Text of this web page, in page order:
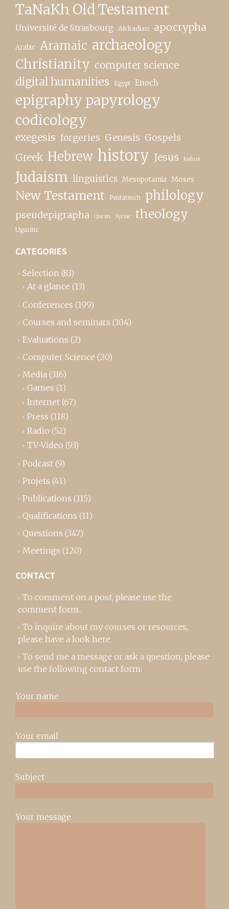
TaNaKh Old Testament
Université de Strasbourg Akkadian apocrypha
Arabic Aramaic archaeology
Christianity computer science
digital humanities Egypt Enoch
epigraphy papyrology
codicology
exegesis forgeries Genesis Gospels
Greek Hebrew history Jesus Joshua
Judaism linguistics Mesopotamia Moses
New Testament Pentateuch philology
pseudepigrapha Quran Syriac theology
Ugaritic
CATEGORIES
Selection (83)
At a glance (13)
Conferences (199)
Courses and seminars (104)
Evaluations (2)
Computer Science (20)
Media (316)
Games (1)
Internet (67)
Press (118)
Radio (52)
TV-Video (93)
Podcast (9)
Projets (41)
Publications (115)
Qualifications (11)
Questions (347)
Meetings (120)
CONTACT
To comment on a post, please use the
comment form..
To inquire about my courses or resources,
please have a look here.
To send me a message or ask a question, please
use the following contact form:
Your name
Your email
Subject
Your message